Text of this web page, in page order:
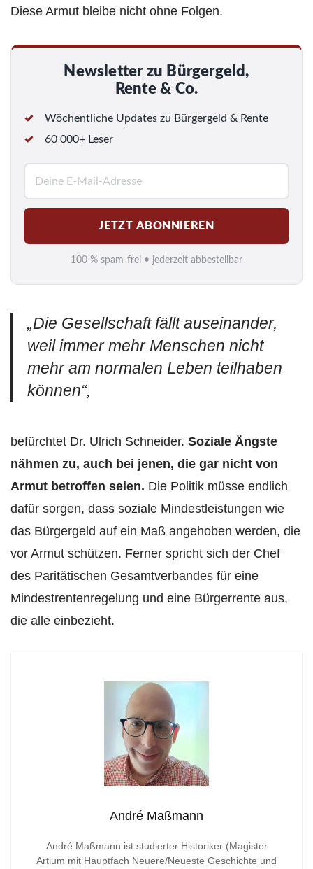
Diese Armut bleibe nicht ohne Folgen.
Newsletter zu Bürgergeld,
Rente & Co.
Wöchentliche Updates zu Bürgergeld & Rente
60 000+ Leser
M
a
i
l
*
JETZT ABONNIEREN
100 % spam-frei • jederzeit abbestellbar
„Die Gesellschaft fällt auseinander,
weil immer mehr Menschen nicht
mehr am normalen Leben teilhaben
können“,
befürchtet Dr. Ulrich Schneider. Soziale Ängste
nähmen zu, auch bei jenen, die gar nicht von
Armut betroffen seien. Die Politik müsse endlich
dafür sorgen, dass soziale Mindestleistungen wie
das Bürgergeld auf ein Maß angehoben werden, die
vor Armut schützen. Ferner spricht sich der Chef
des Paritätischen Gesamtverbandes für eine
Mindestrentenregelung und eine Bürgerrente aus,
die alle einbezieht.
André Maßmann
André Maßmann ist studierter Historiker (Magister
Artium mit Hauptfach Neuere/Neueste Geschichte und